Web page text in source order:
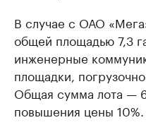
В случае с ОАО
общей площадью 7,3
инженерные
площадки,
Общая сумма лота —
повышения цены 10%.